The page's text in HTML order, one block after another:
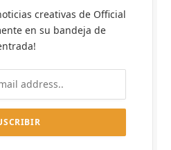
creativas de Official
en su bandeja de